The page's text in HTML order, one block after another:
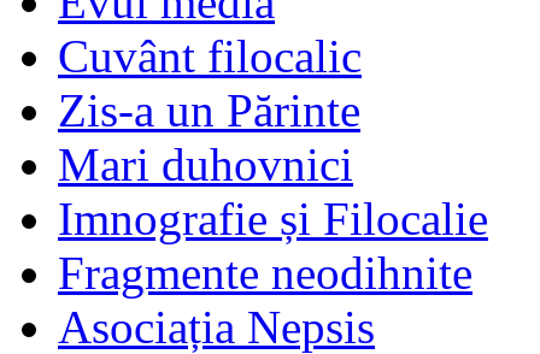
Cuvânt filocalic
Zis-a un Părinte
Mari duhovnici
Imnografie și Filocalie
Fragmente neodihnite
Asociația Nepsis